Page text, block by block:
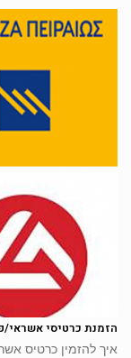
הזמנת כרטיסי אשראי/
איך להזמין כרטיס